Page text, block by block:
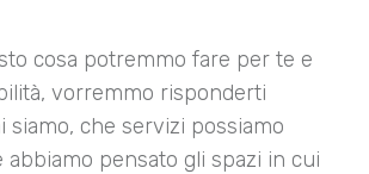
cosa potremmo fare per te e
vorremmo risponderti
siamo, che servizi possiamo
pensato gli spazi in cui